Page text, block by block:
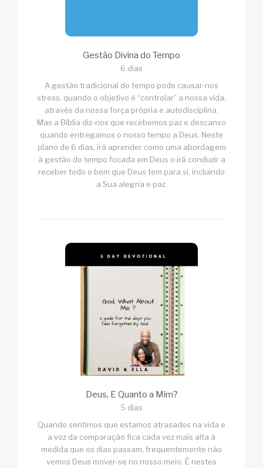
Gestão Divina do Tempo
6 dias
A gestão tradicional do tempo pode causar-nos
stress, quando o objetivo é “controlar” a nossa vida,
através da nossa força própria e autodisciplina.
Mas a Bíblia diz-nos que recebemos paz e descanso
quando entregamos o nosso tempo a Deus. Neste
plano de 6 dias, irá aprender como uma abordagem
à gestão do tempo focada em Deus o irá conduzir a
receber todo o bem que Deus tem para si, incluindo
a Sua alegria e paz.
Deus, E Quanto a Mim?
5 dias
Quando sentimos que estamos atrasados na vida e
a voz da comparação fica cada vez mais alta à
medida que os dias passam, frequentemente não
vemos Deus mover-se no nosso meio. É nestes